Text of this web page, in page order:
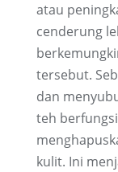
atau
cenderung
tersebut.
dan
teh
kulit. Ini